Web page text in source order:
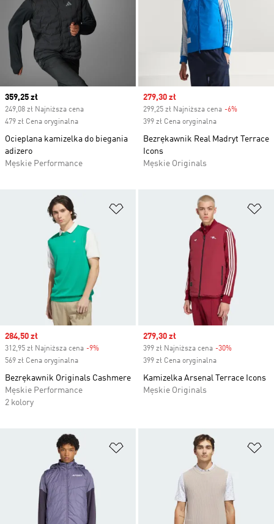
Current price
359,25 zł
249,08 zł Najniższa cena
479 zł Cena oryginalna
Ocieplana kamizelka do biegania
adizero
Męskie Performance
Sale price
279,30 zł
299,25 zł Najniższa cena -6%
399 zł Cena oryginalna
Bezrękawnik Real Madryt Terrace
Icons
Męskie Originals
Dodaj do listy życzeń
Sale price
284,50 zł
312,95 zł Najniższa cena -9%
569 zł Cena oryginalna
Bezrękawnik Originals Cashmere
Męskie Performance
2 kolory
Sale price
279,30 zł
399 zł Najniższa cena -30%
399 zł Cena oryginalna
Kamizelka Arsenal Terrace Icons
Męskie Originals
Dodaj do listy życzeń